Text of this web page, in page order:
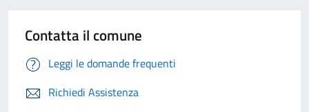
Contatta il comune
Leggi le domande frequenti
Richiedi Assistenza